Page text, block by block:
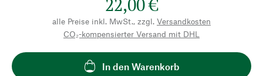
22,00 €
alle Preise inkl. MwSt., zzgl. Versandkosten
CO₂-kompensierter Versand mit DHL
In den Warenkorb